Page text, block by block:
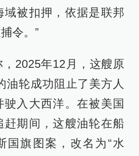
域被扣押，依据是联邦
令。”
2025年12月，这艘原
油轮成功阻止了美方人
驶入大西洋。在被美国
赶期间，这艘油轮在船
国旗图案，改名为“水